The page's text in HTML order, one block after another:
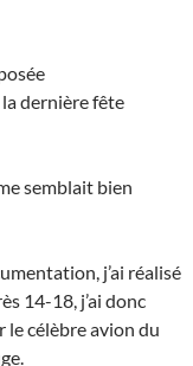
dernière fête
semblait bien
j’ai réalisé
14-18, j’ai donc
le célèbre avion du